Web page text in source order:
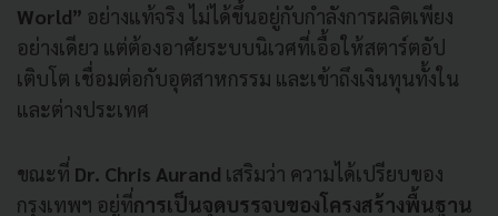
World” อย่างแท้จริง ไม่ได้ขึ้นอยู่กับกำลังการผลิตเพียง
อย่างเดียว แต่ต้องอาศัยระบบนิเวศที่เอื้อให้สตาร์ตอัป
เติบโต เชื่อมต่อกับอุตสาหกรรม และเข้าถึงเงินทุนทั้งใน
และต่างประเทศ
ขณะที่ Dr. Chris Aurand เสริมว่า ความได้เปรียบของ
กรุงเทพฯ อยู่ที่การเป็นจุดบรรจบของโครงสร้างพื้นฐาน